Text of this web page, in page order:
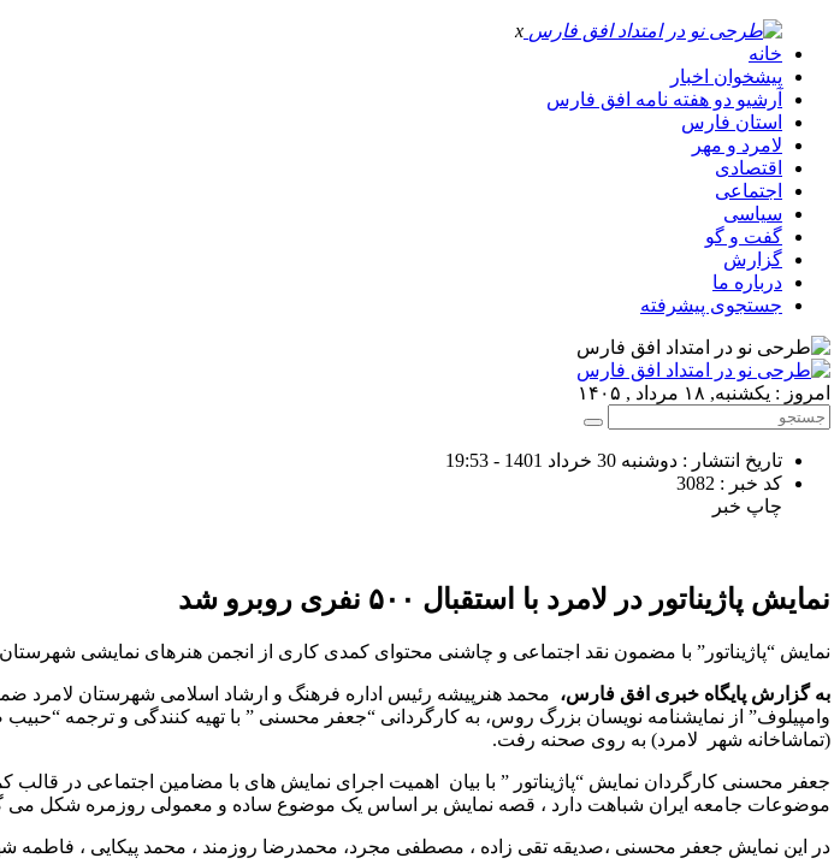
x
خانه
پیشخوان اخبار
آرشیو دو هفته نامه افق فارس
استان فارس
لامرد و مهر
اقتصادی
اجتماعی
سیاسی
گفت و گو
گزارش
درباره ما
جستجوی پیشرفته
امروز : یکشنبه, ۱۸ مرداد , ۱۴۰۵
تاریخ انتشار : دوشنبه 30 خرداد 1401 - 19:53
کد خبر : 3082
چاپ خبر
نمایش پاژیناتور در لامرد با استقبال ۵۰۰ نفری روبرو شد
نمایش “پاژیناتور” با مضمون نقد اجتماعی و چاشنی محتوای کمدی کاری از انجمن هنرهای نمایشی شهرستان لامرد به
به گزارش پایگاه خبری افق فارس، محمد هنرپیشه رئیس اداره فرهنگ و ارشاد اسلامی شهرستان لامرد
(تماشاخانه شهر لامرد) به روی صحنه رفت.
جعفر محسنی کارگردان نمایش “پاژیناتور ” با بیان اهمیت اجرای نمایش های با مضامین اجتماعی در
موضوعات جامعه ایران شباهت دارد ، قصه نمایش بر اساس یک موضوع ساده و معمولی روزمره شکل می
در این نمایش جعفر محسنی ،صدیقه تقی زاده ، مصطفی مجرد، محمدرضا روزمند ، محمد پیکایی ، فاطمه